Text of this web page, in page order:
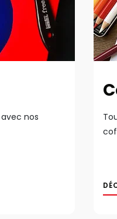
nos